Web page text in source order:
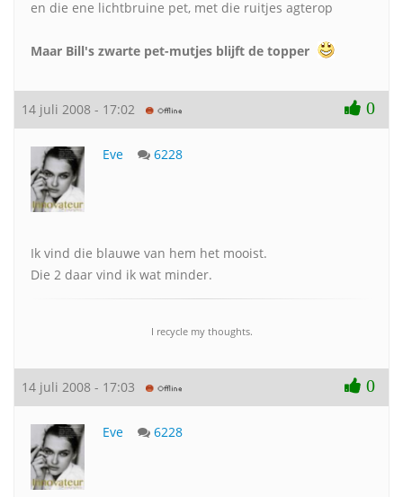
en die ene lichtbruine pet, met die ruitjes agterop
Maar Bill's zwarte pet-mutjes blijft de topper
14 juli 2008 - 17:02 0
Eve 6228
Ik vind die blauwe van hem het mooist.
Die 2 daar vind ik wat minder.
I recycle my thoughts.
14 juli 2008 - 17:03 0
Eve 6228